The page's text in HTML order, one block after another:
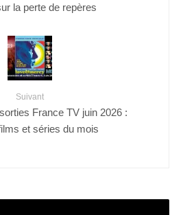
la perte de repères
Suivant
France TV juin 2026 :
et séries du mois